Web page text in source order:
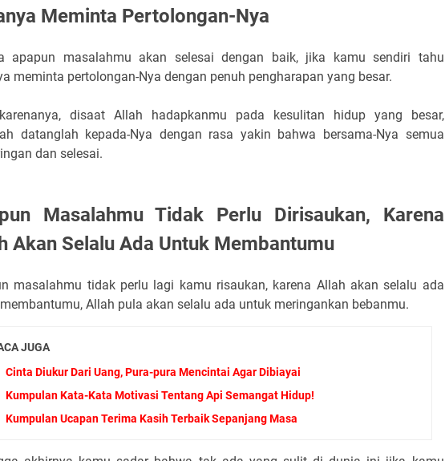
Meminta Pertolongan-Nya
apapun masalahmu akan selesai dengan baik, jika kamu sendiri tahu
meminta pertolongan-Nya dengan penuh pengharapan yang besar.
disaat Allah hadapkanmu pada kesulitan hidup yang besar,
datanglah kepada-Nya dengan rasa yakin bahwa bersama-Nya semua
dan selesai.
Masalahmu Tidak Perlu Dirisaukan, Karena
Akan Selalu Ada Untuk Membantumu
masalahmu tidak perlu lagi kamu risaukan, karena Allah akan selalu ada
Allah pula akan selalu ada untuk meringankan bebanmu.
JUGA
Cinta Diukur Dari Uang, Pura-pura Mencintai Agar Dibiayai
Kumpulan Kata-Kata Motivasi Tentang Api Semangat Hidup!
Kumpulan Ucapan Terima Kasih Terbaik Sepanjang Masa